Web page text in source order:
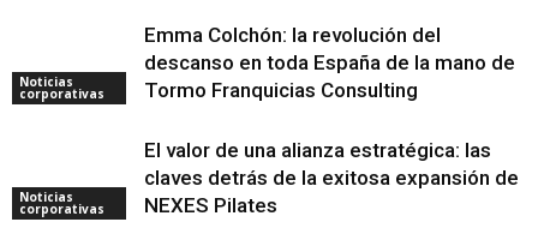
Noticias
corporativas
Emma Colchón: la revolución del
descanso en toda España de la mano de
Tormo Franquicias Consulting
Noticias
corporativas
El valor de una alianza estratégica: las
claves detrás de la exitosa expansión de
NEXES Pilates